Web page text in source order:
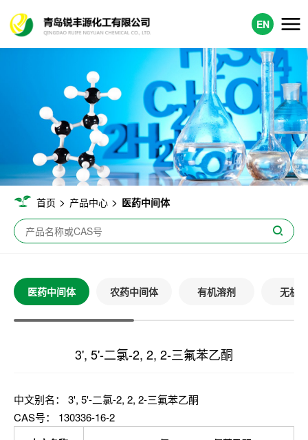
EN
首页 > 产品中心 > 医药中间体
医药中间体 农药中间体 有机溶剂 无机
3', 5'-二氯-2, 2, 2-三氟苯乙酮
中文别名： 3', 5'-二氯-2, 2, 2-三氟苯乙酮
CAS号： 130336-16-2